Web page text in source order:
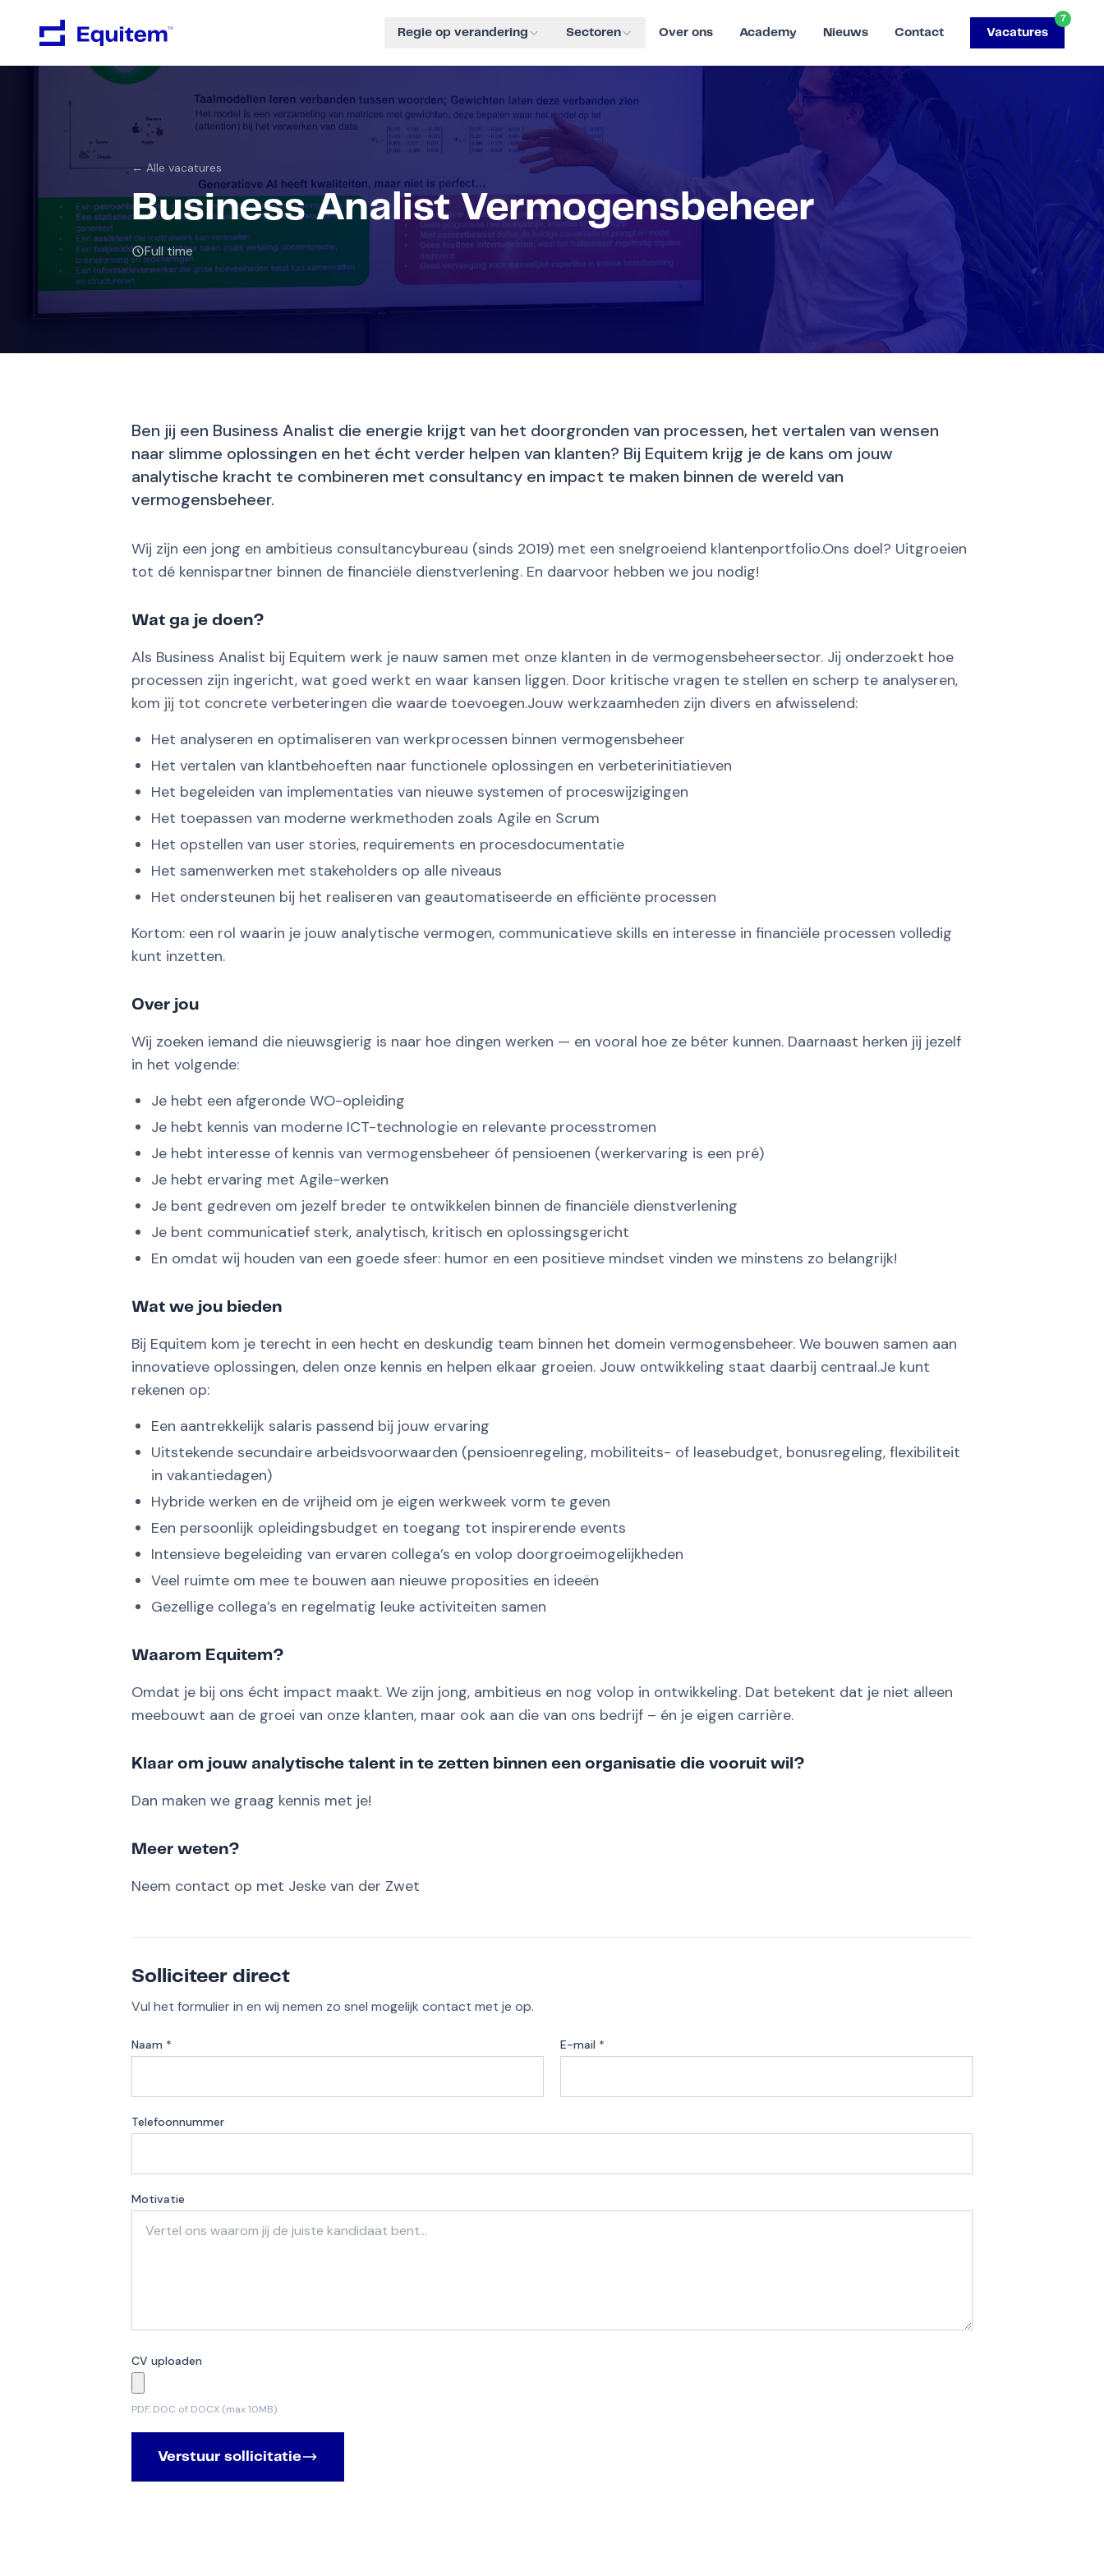
Regie op verandering Sectoren Over ons Academy Nieuws Contact Vacatures
7
← Alle vacatures
Business Analist Vermogensbeheer
Full time
Ben jij een Business Analist die energie krijgt van het doorgronden van processen, het vertalen van wensen
naar slimme oplossingen en het écht verder helpen van klanten? Bij Equitem krijg je de kans om jouw
analytische kracht te combineren met consultancy en impact te maken binnen de wereld van
vermogensbeheer.
Wij zijn een jong en ambitieus consultancybureau (sinds 2019) met een snelgroeiend klantenportfolio.Ons doel? Uitgroeien
tot dé kennispartner binnen de financiële dienstverlening. En daarvoor hebben we jou nodig!
Wat ga je doen?
Als Business Analist bij Equitem werk je nauw samen met onze klanten in de vermogensbeheer­sector. Jij onderzoekt hoe
processen zijn ingericht, wat goed werkt en waar kansen liggen. Door kritische vragen te stellen en scherp te analyseren,
kom jij tot concrete verbeteringen die waarde toevoegen.Jouw werkzaamheden zijn divers en afwisselend:
Het analyseren en optimaliseren van werkprocessen binnen vermogensbeheer
Het vertalen van klantbehoeften naar functionele oplossingen en verbeterinitiatieven
Het begeleiden van implementaties van nieuwe systemen of proceswijzigingen
Het toepassen van moderne werkmethoden zoals Agile en Scrum
Het opstellen van user stories, requirements en procesdocumentatie
Het samenwerken met stakeholders op alle niveaus
Het ondersteunen bij het realiseren van geautomatiseerde en efficiënte processen
Kortom: een rol waarin je jouw analytische vermogen, communicatieve skills en interesse in financiële processen volledig
kunt inzetten.
Over jou
Wij zoeken iemand die nieuwsgierig is naar hoe dingen werken — en vooral hoe ze béter kunnen. Daarnaast herken jij jezelf
in het volgende:
Je hebt een afgeronde WO-opleiding
Je hebt kennis van moderne ICT-technologie en relevante processtromen
Je hebt interesse of kennis van vermogensbeheer óf pensioenen (werkervaring is een pré)
Je hebt ervaring met Agile-werken
Je bent gedreven om jezelf breder te ontwikkelen binnen de financiële dienstverlening
Je bent communicatief sterk, analytisch, kritisch en oplossingsgericht
En omdat wij houden van een goede sfeer: humor en een positieve mindset vinden we minstens zo belangrijk!
Wat we jou bieden
Bij Equitem kom je terecht in een hecht en deskundig team binnen het domein vermogensbeheer. We bouwen samen aan
innovatieve oplossingen, delen onze kennis en helpen elkaar groeien. Jouw ontwikkeling staat daarbij centraal.Je kunt
rekenen op:
Een aantrekkelijk salaris passend bij jouw ervaring
Uitstekende secundaire arbeidsvoorwaarden (pensioenregeling, mobiliteits- of leasebudget, bonusregeling, flexibiliteit
in vakantiedagen)
Hybride werken en de vrijheid om je eigen werkweek vorm te geven
Een persoonlijk opleidingsbudget en toegang tot inspirerende events
Intensieve begeleiding van ervaren collega’s en volop doorgroeimogelijkheden
Veel ruimte om mee te bouwen aan nieuwe proposities en ideeën
Gezellige collega’s en regelmatig leuke activiteiten samen
Waarom Equitem?
Omdat je bij ons écht impact maakt. We zijn jong, ambitieus en nog volop in ontwikkeling. Dat betekent dat je niet alleen
meebouwt aan de groei van onze klanten, maar ook aan die van ons bedrijf – én je eigen carrière.
Klaar om jouw analytische talent in te zetten binnen een organisatie die vooruit wil?
Dan maken we graag kennis met je!
Meer weten?
Neem contact op met Jeske van der Zwet
Solliciteer direct
Vul het formulier in en wij nemen zo snel mogelijk contact met je op.
Naam * E-mail *
Telefoonnummer
Motivatie
CV uploaden
PDF, DOC of DOCX (max 10MB)
Verstuur sollicitatie